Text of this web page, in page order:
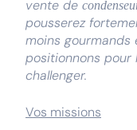
vente de
pousserez
moins gourmands
positionnons
challenger.
Vos missions